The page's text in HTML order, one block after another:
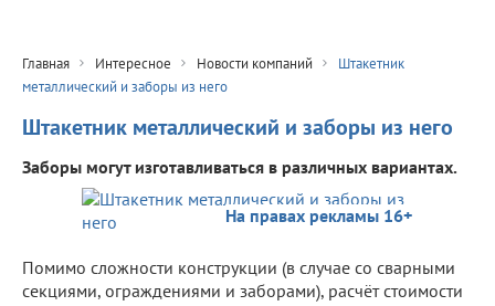
Главная Интересное Новости компаний
Штакетник
металлический и заборы из него
Штакетник металлический и заборы из него
Заборы могут изготавливаться в различных вариантах.
На правах рекламы 16+
Помимо сложности конструкции (в случае со сварными
секциями, ограждениями и заборами), расчёт стоимости